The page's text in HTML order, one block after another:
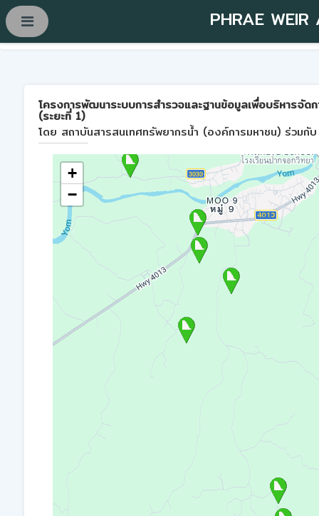
PHRAE WEIR
โครงการพัฒนาระบบการสำรวจและฐานข้อมูลเพื่อบริหารจั
(ระยะที่ 1)
โดย สถาบันสารสนเทศทรัพยากรน้ำ (องค์การมหาชน) ร่วมกั
+
−